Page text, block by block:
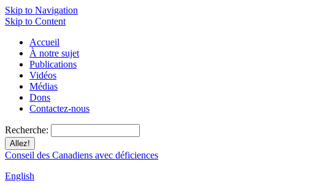
Skip to Navigation
Skip to Content
Accueil
À notre sujet
Publications
Vidéos
Médias
Dons
Contactez-nous
Recherche:
Conseil des Canadiens avec déficiences
English